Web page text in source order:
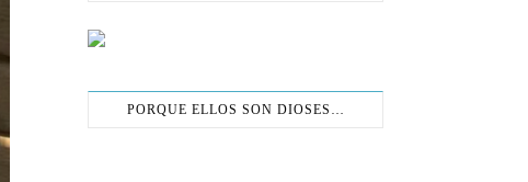
PORQUE ELLOS SON DIOSES…